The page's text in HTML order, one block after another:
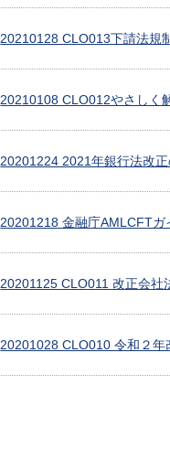
20210128 CLO013下請法規
20210108 CLO012やさしく
20201224 2021年銀行法改
20201218 金融庁AMLCFT
20201125 CLO011 改正会社
20201028 CLO010 令和２年